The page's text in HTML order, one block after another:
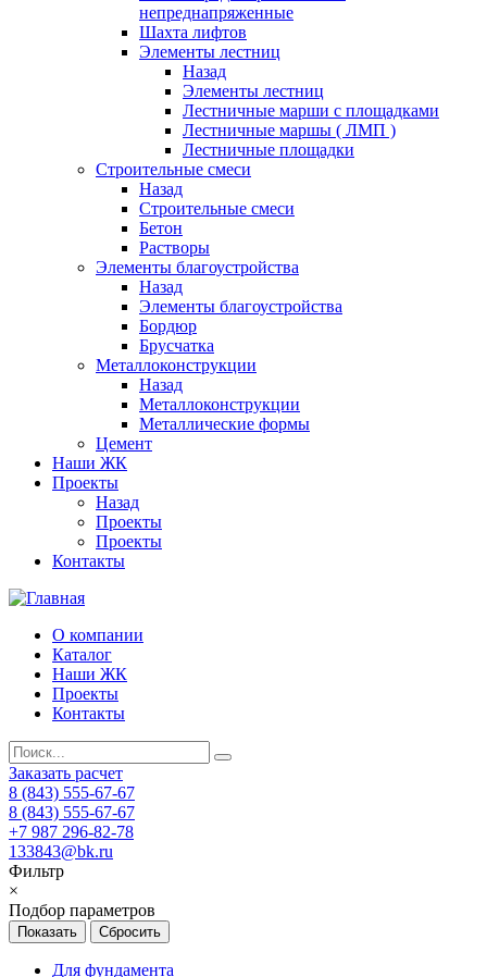
непреднапряженные
Шахта лифтов
Элементы лестниц
Назад
Элементы лестниц
Лестничные марши с площадками
Лестничные маршы ( ЛМП )
Лестничные площадки
Строительные смеси
Назад
Строительные смеси
Бетон
Растворы
Элементы благоустройства
Назад
Элементы благоустройства
Бордюр
Брусчатка
Металлоконструкции
Назад
Металлоконструкции
Металлические формы
Цемент
Наши ЖК
Проекты
Назад
Проекты
Проекты
Контакты
О компании
Каталог
Наши ЖК
Проекты
Контакты
Заказать расчет
8 (843) 555-67-67
8 (843) 555-67-67
+7 987 296-82-78
133843@bk.ru
Фильтр
×
Подбор параметров
Для фундамента